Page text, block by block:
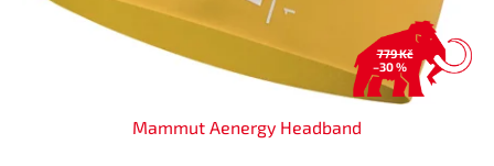
779 Kč
–30 %
Mammut Aenergy Headband